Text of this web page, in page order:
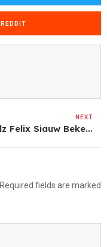
REDDIT
NEXT
Ustadz Felix Siauw Bekerja Sama dengan Mo Salah Membagikan Rezeki Melalui Situs Slot
Required fields are marked